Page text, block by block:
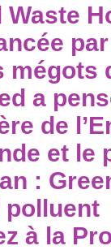
Waste
mégots
a
de
et le
:
polluent
à la